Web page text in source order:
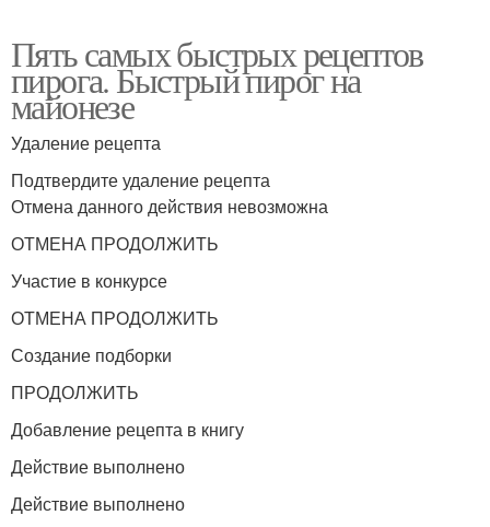
Пять самых быстрых рецептов
пирога. Быстрый пирог на
майонезе
Удаление рецепта
Подтвердите удаление рецепта
Отмена данного действия невозможна
ОТМЕНА ПРОДОЛЖИТЬ
Участие в конкурсе
ОТМЕНА ПРОДОЛЖИТЬ
Создание подборки
ПРОДОЛЖИТЬ
Добавление рецепта в книгу
Действие выполнено
Действие выполнено